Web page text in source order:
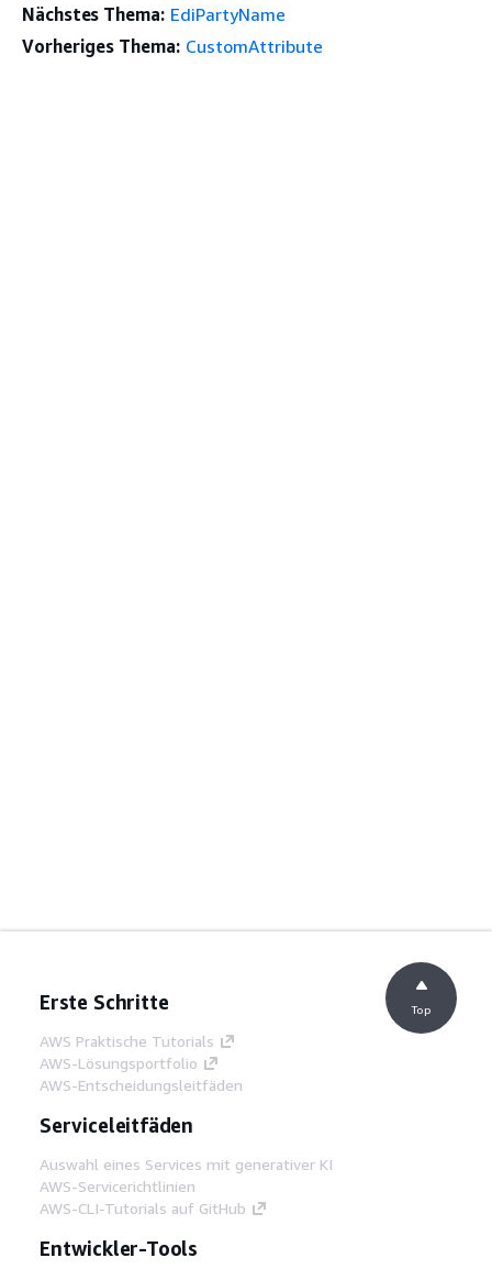
Nächstes Thema: EdiPartyName
Vorheriges Thema: CustomAttribute
Erste Schritte
AWS Praktische Tutorials
AWS-Lösungsportfolio
AWS-Entscheidungsleitfäden
Serviceleitfäden
Auswahl eines Services mit generativer KI
AWS-Servicerichtlinien
AWS-CLI-Tutorials auf GitHub
Entwickler-Tools
Top